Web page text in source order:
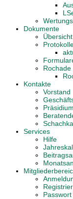
Dokumente
Übersicht
Rochade
Kontakte
Vorstand
Präsidium
Services
Hilfe